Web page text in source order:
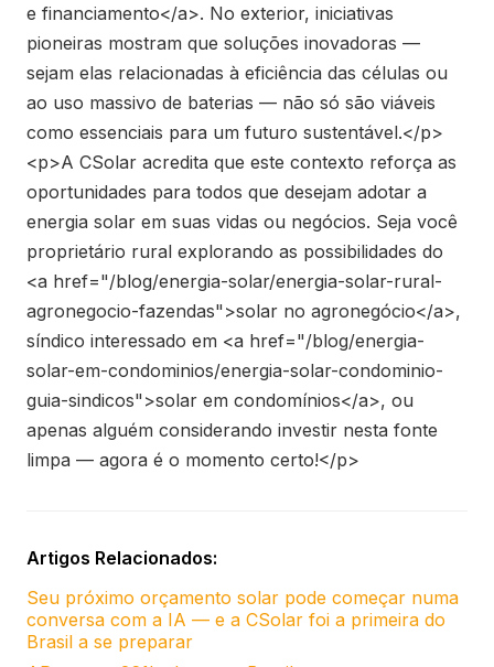
e financiamento</a>. No exterior, iniciativas
pioneiras mostram que soluções inovadoras —
sejam elas relacionadas à eficiência das células ou
ao uso massivo de baterias — não só são viáveis
como essenciais para um futuro sustentável.</p>
<p>A CSolar acredita que este contexto reforça as
oportunidades para todos que desejam adotar a
energia solar em suas vidas ou negócios. Seja você
proprietário rural explorando as possibilidades do
<a href="/blog/energia-solar/energia-solar-rural-
agronegocio-fazendas">solar no agronegócio</a>,
síndico interessado em <a href="/blog/energia-
solar-em-condominios/energia-solar-condominio-
guia-sindicos">solar em condomínios</a>, ou
apenas alguém considerando investir nesta fonte
limpa — agora é o momento certo!</p>
Artigos Relacionados:
Seu próximo orçamento solar pode começar numa
conversa com a IA — e a CSolar foi a primeira do
Brasil a se preparar